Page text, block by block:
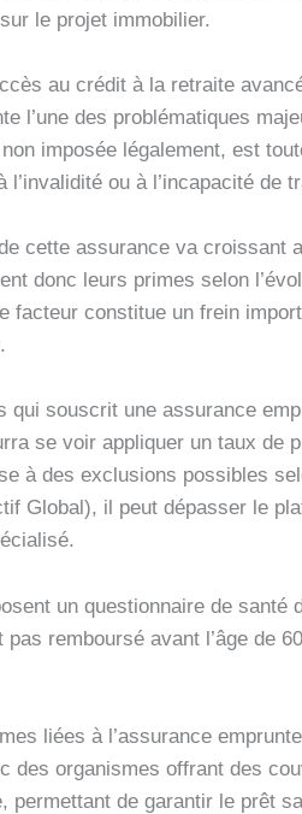
le projet immobilier.
au crédit à la retraite
l’une des problématiques
imposée légalement, est
ou à l’incapacité de
cette assurance va croissant
donc leurs primes selon
facteur constitue un frein
qui souscrit une assurance
se voir appliquer un taux de
à des exclusions possibles
Global), il peut dépasser le
un questionnaire de
remboursé avant l’âge de
liées à l’assurance
des organismes offrant des
permettant de garantir le prêt